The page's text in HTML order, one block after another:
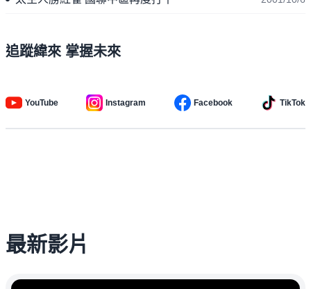
追蹤緯來 掌握未來
YouTube Instagram Facebook TikTok
最新影片